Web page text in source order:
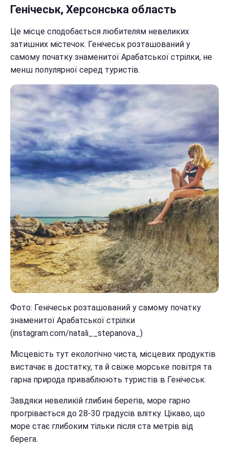
Генічеськ, Херсонська область
Це місце сподобається любителям невеликих
затишних містечок. Генічеськ розташований у
самому початку знаменитої Арабатської стрілки, не
менш популярної серед туристів.
Фото: Генічеськ розташований у самому початку
знаменитої Арабатської стрілки
(instagram.com/natali__stepanova_)
Місцевість тут екологічно чиста, місцевих продуктів
вистачає в достатку, та й свіже морське повітря та
гарна природа приваблюють туристів в Генічеськ.
Завдяки невеликій глибині берегів, море гарно
прогрівається до 28-30 градусів влітку. Цікаво, що
море стає глибоким тільки після ста метрів від
берега.